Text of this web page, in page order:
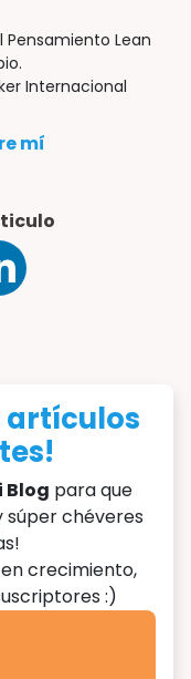
Pensamiento Lean
Internacional
mí
artículos
Blog para que
súper chéveres
crecimiento,
:)